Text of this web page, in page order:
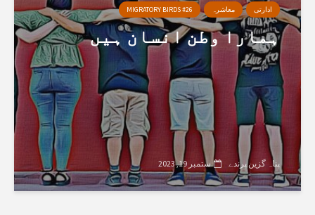
ادارتی معاشرہ MIGRATORY BIRDS #26
ہمارا وطن انسان ہیں
پناہ گزین پرندے ستمبر 19, 2023